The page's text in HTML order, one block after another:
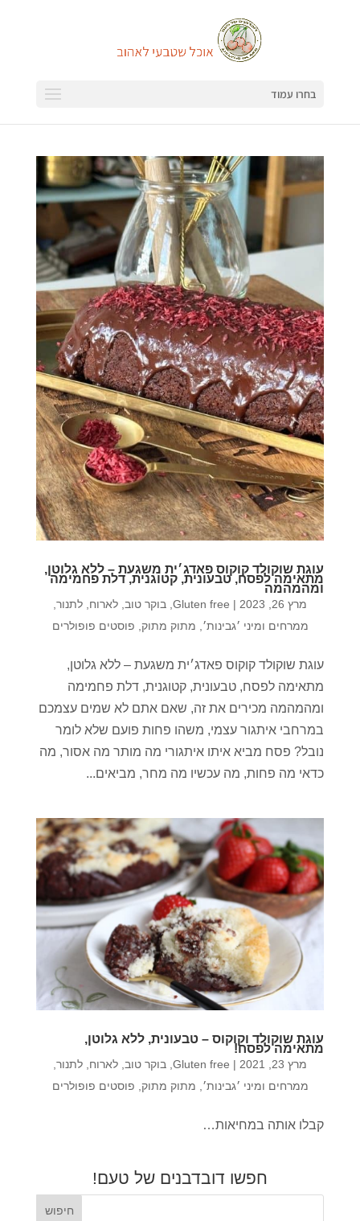
בחרו עמוד
עוגת שוקולד קוקוס פאדג׳ית משגעת – ללא גלוטן,
מתאימה לפסח, טבעונית, קטוגנית, דלת פחמימה
ומהמהמה
מרץ 26, 2023 |
Gluten free בוקר טוב לארוח לתנור
ממרחים ומיני ׳גבינות׳
מתוק מתוק פוסטים פופולרים
עוגת שוקולד קוקוס פאדג׳ית משגעת – ללא גלוטן,
מתאימה לפסח, טבעונית, קטוגנית, דלת פחמימה
ומהמהמה מכירים את זה, שאם אתם לא שמים עצמכם
במרחבי איתגור עצמי, משהו פחות פועם שלא לומר
נובל? פסח מביא איתו איתגורי מה מותר מה אסור, מה
כדאי מה פחות, מה עכשיו מה מחר, מביאים...
עוגת שוקולד וקוקוס – טבעונית, ללא גלוטן,
מתאימה לפסח!
מרץ 23, 2021 |
Gluten free בוקר טוב לארוח לתנור
ממרחים ומיני ׳גבינות׳
מתוק מתוק פוסטים פופולרים
קבלו אותה במחיאות…
חפשו דובדבנים של טעם!